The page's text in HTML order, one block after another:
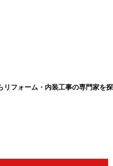
リフォーム・内装工事の専門家を探